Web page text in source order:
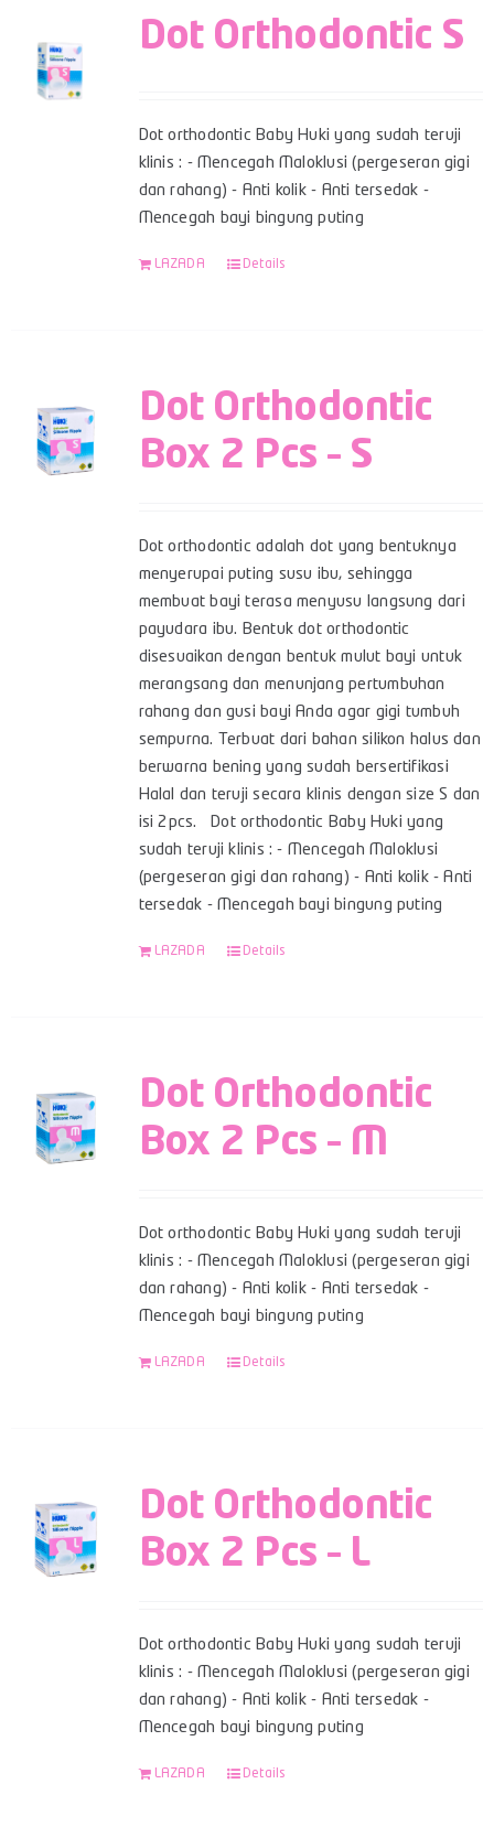
Dot Orthodontic S
Dot orthodontic Baby Huki yang sudah teruji
klinis : - Mencegah Maloklusi (pergeseran gigi
dan rahang) - Anti kolik - Anti tersedak -
Mencegah bayi bingung puting
LAZADA Details
Dot Orthodontic
Box 2 Pcs – S
Dot orthodontic adalah dot yang bentuknya
menyerupai puting susu ibu, sehingga
membuat bayi terasa menyusu langsung dari
payudara ibu. Bentuk dot orthodontic
disesuaikan dengan bentuk mulut bayi untuk
merangsang dan menunjang pertumbuhan
rahang dan gusi bayi Anda agar gigi tumbuh
sempurna. Terbuat dari bahan silikon halus dan
berwarna bening yang sudah bersertifikasi
Halal dan teruji secara klinis dengan size S dan
isi 2pcs. Dot orthodontic Baby Huki yang
sudah teruji klinis : - Mencegah Maloklusi
(pergeseran gigi dan rahang) - Anti kolik - Anti
tersedak - Mencegah bayi bingung puting
LAZADA Details
Dot Orthodontic
Box 2 Pcs – M
Dot orthodontic Baby Huki yang sudah teruji
klinis : - Mencegah Maloklusi (pergeseran gigi
dan rahang) - Anti kolik - Anti tersedak -
Mencegah bayi bingung puting
LAZADA Details
Dot Orthodontic
Box 2 Pcs – L
Dot orthodontic Baby Huki yang sudah teruji
klinis : - Mencegah Maloklusi (pergeseran gigi
dan rahang) - Anti kolik - Anti tersedak -
Mencegah bayi bingung puting
LAZADA Details